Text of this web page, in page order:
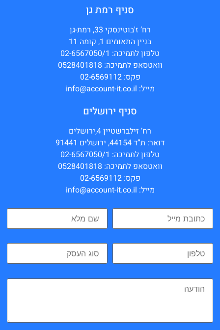
סניף רמת גן
רח’ ז'בוטינסקי 33, רמת-גן
בניין התאומים 1, קומה 11
טלפון לתמיכה: 02-6567050/1
וואטסאפ לתמיכה: 0528401818
פקס: 02-6569112
מייל: info@account-it.co.il
סניף ירושלים
רח’ זילברשטיין 4,ירושלים
דואר: ת”ד 44154, ירושלים 91441
טלפון לתמיכה: 02-6567050/1
וואטסאפ לתמיכה: 0528401818
פקס: 02-6569112
מייל: info@account-it.co.il